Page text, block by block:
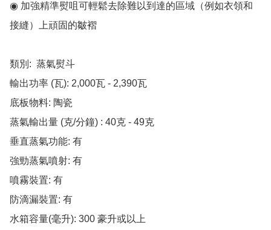
◉ 加強精準熨咀可輕鬆去除難以到達的區域（例如衣領和
接縫）上頑固的皺褶
類別:  蒸氣熨斗
輸出功率 (瓦): 2,000瓦 - 2,390瓦
底板物料: 陶瓷
蒸氣輸出量 (克/分鐘) : 40克 - 49克
垂直蒸氣功能: 有
強勁蒸氣噴射: 有
噴霧裝置: 有
防滴漏裝置: 有
水箱容量(毫升): 300 豪升或以上